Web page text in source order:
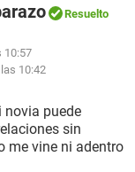
Resuelto
10:57
10:42
novia puede
sin
me vine ni adentro